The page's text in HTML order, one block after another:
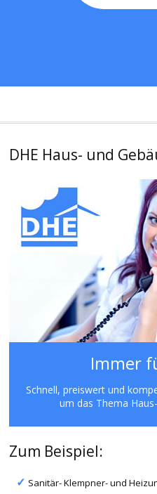
DHE Haus- und
Immer
Schnell, preiswert und
um das Thema
Zum Beispiel:
Sanitär- Klempner- und